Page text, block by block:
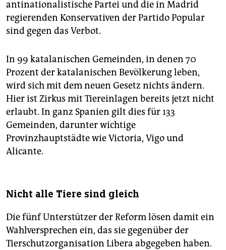
antinationalistische Partei und die in Madrid
regierenden Konservativen der Partido Popular
sind gegen das Verbot.
In 99 katalanischen Gemeinden, in denen 70
Prozent der katalanischen Bevölkerung leben,
wird sich mit dem neuen Gesetz nichts ändern.
Hier ist Zirkus mit Tiereinlagen bereits jetzt nicht
erlaubt. In ganz Spanien gilt dies für 133
Gemeinden, darunter wichtige
Provinzhauptstädte wie Victoria, Vigo und
Alicante.
Nicht alle Tiere sind gleich
Die fünf Unterstützer der Reform lösen damit ein
Wahlversprechen ein, das sie gegenüber der
Tierschutzorganisation Libera abgegeben haben.